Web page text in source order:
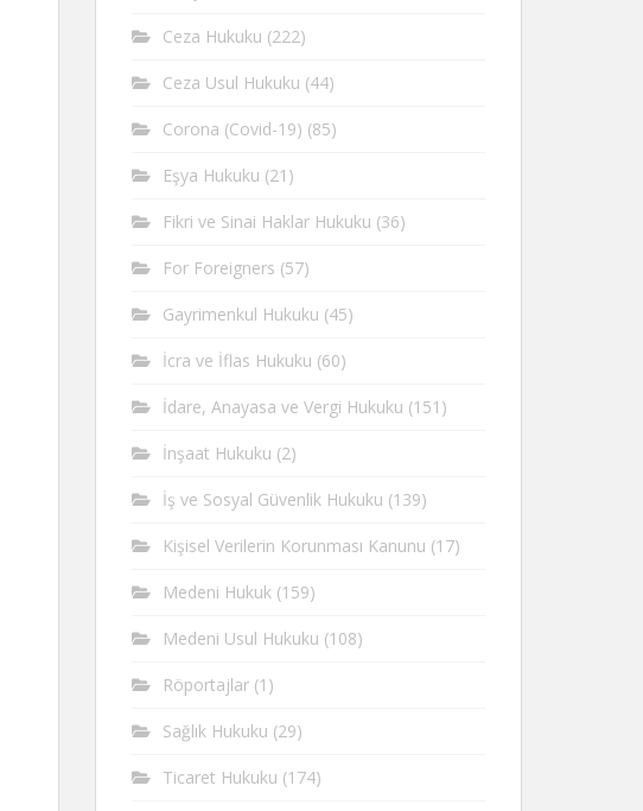
Ceza Hukuku (222)
Ceza Usul Hukuku (44)
Corona (Covid-19) (85)
Eşya Hukuku (21)
Fikri ve Sinai Haklar Hukuku (36)
For Foreigners (57)
Gayrimenkul Hukuku (45)
İcra ve İflas Hukuku (60)
İdare, Anayasa ve Vergi Hukuku (151)
İnşaat Hukuku (2)
İş ve Sosyal Güvenlik Hukuku (139)
Kişisel Verilerin Korunması Kanunu (17)
Medeni Hukuk (159)
Medeni Usul Hukuku (108)
Röportajlar (1)
Sağlık Hukuku (29)
Ticaret Hukuku (174)